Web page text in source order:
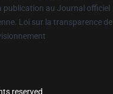
publication au Journal officiel
Loi sur la transparence de
reserved